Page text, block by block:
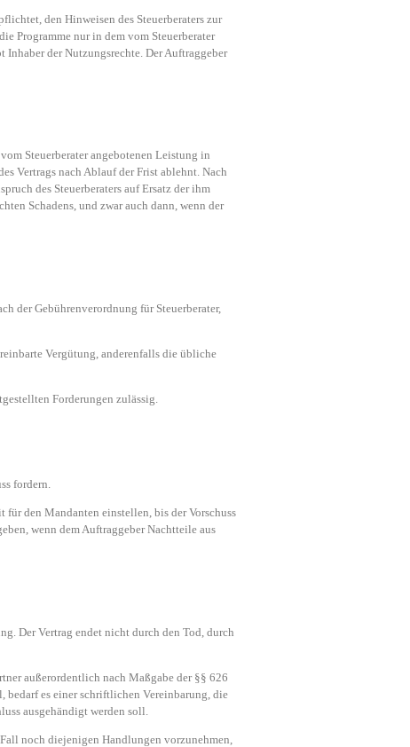
den Hinweisen des Steuerberaters zur
Programme nur in dem vom Steuerberater
der Nutzungsrechte. Der Auftraggeber
Steuerberater angebotenen Leistung in
Vertrags nach Ablauf der Frist ablehnt. Nach
des Steuerberaters auf Ersatz der ihm
Schadens, und zwar auch dann, wenn der
der Gebührenverordnung für Steuerberater,
Vergütung, anderenfalls die übliche
Forderungen zulässig.
fordern.
den Mandanten einstellen, bis der Vorschuss
wenn dem Auftraggeber Nachtteile aus
Der Vertrag endet nicht durch den Tod, durch
außerordentlich nach Maßgabe der §§ 626
es einer schriftlichen Vereinbarung, die
ausgehändigt werden soll.
noch diejenigen Handlungen vorzunehmen,